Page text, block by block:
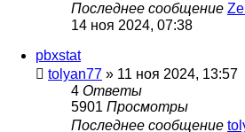
Последнее сообщение
14 ноя 2024, 07:38
pbxstat
tolyan77 » 11 ноя 2024, 13:57
4 Ответы
5901 Просмотры
Последнее сообщение